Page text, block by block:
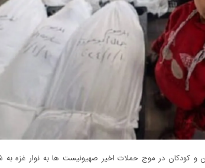
زنان و کودکان در موج حملات اخیر صهیونیست ها به نوار غزه